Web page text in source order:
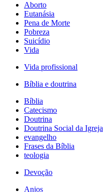
Aborto
Eutanásia
Pena de Morte
Pobreza
Suicídio
Vida
Vida profissional
Bíblia e doutrina
Bíblia
Catecismo
Doutrina
Doutrina Social da Igreja
evangelho
Frases da Bíblia
teologia
Devoção
Anjos